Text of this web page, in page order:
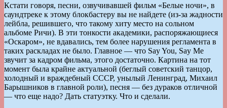
Кстати говоря, песни, озвучивавшей фильм «Белые ночи», в
саундтреке к этому блокбастеру вы не найдете (из-за жадности
лейбла, решившего, что такому хиту место на сольном
альбоме Ричи). В эти тонкости академики, распоряжающиеся
«Оскаром», не вдавались, тем более нарушения регламента в
таких раскладах не было. Главное — что Say You, Say Me
звучит за кадром фильма, этого достаточно. Картина на тот
момент была крайне актуальной (беглый советский танцор,
холодный и враждебный СССР, унылый Ленинград, Михаил
Барышников в главной роли), песня — без дураков отличной
— что еще надо? Дать статуэтку. Что и сделали.